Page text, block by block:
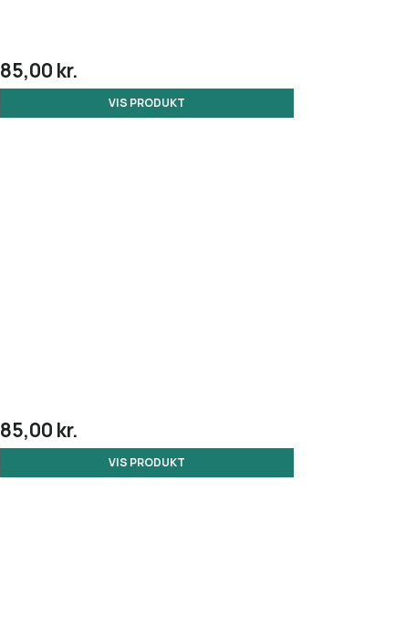
85,00 kr.
VIS PRODUKT
85,00 kr.
VIS PRODUKT